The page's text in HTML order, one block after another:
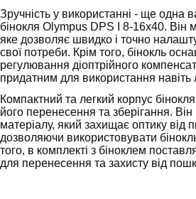
Зручність у використанні - ще одна
бінокля Olympus DPS I 8-16x40. Він
яке дозволяє швидко і точно
свої потреби. Крім того, бінокль
регулювання діоптрійного
придатним для використання
Компактний та легкий корпус
його перенесення та зберігання.
матеріалу, який захищає оптику від
дозволяючи використовувати
того, в комплекті з біноклем
для перенесення та захисту від